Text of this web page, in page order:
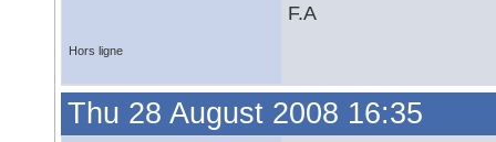
F.A
Hors ligne
Thu 28 August 2008 16:35